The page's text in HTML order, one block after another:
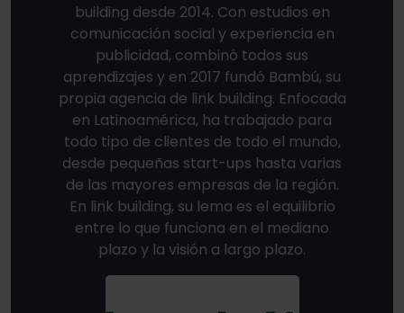
building desde 2014. Con estudios en
comunicación social y experiencia en
publicidad, combinó todos sus
aprendizajes y en 2017 fundó Bambú, su
propia agencia de link building. Enfocada
en Latinoamérica, ha trabajado para
todo tipo de clientes de todo el mundo,
desde pequeñas start-ups hasta varias
de las mayores empresas de la región.
En link building, su lema es el equilibrio
entre lo que funciona en el mediano
plazo y la visión a largo plazo.